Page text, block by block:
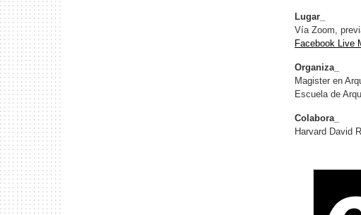
Lugar_
Vía Zoom,
Facebook Live
Organiza_
Magister en
Escuela de
Colabora_
Harvard David